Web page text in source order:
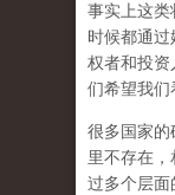
事实上这类
时候都通
权者和投资
们希望我们
很多国家的
里不存在
过多个层面